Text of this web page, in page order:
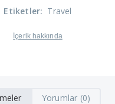
Etiketler: Travel
İçerik hakkında
Yorumlar (0)